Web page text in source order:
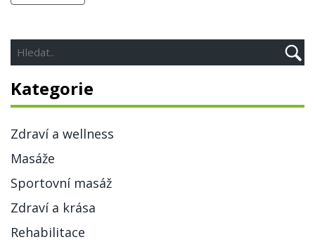
Kategorie
Zdraví a wellness
Masáže
Sportovní masáž
Zdraví a krása
Rehabilitace